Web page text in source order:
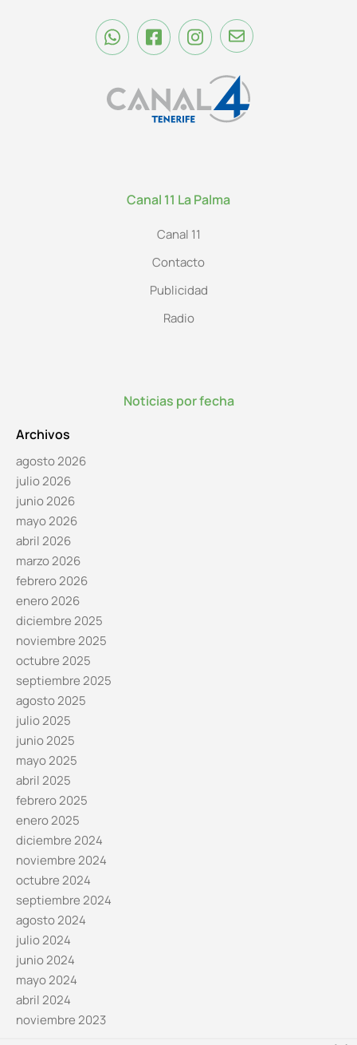
Canal 11 La Palma
Canal 11
Contacto
Publicidad
Radio
Noticias por fecha
Archivos
agosto 2026
julio 2026
junio 2026
mayo 2026
abril 2026
marzo 2026
febrero 2026
enero 2026
diciembre 2025
noviembre 2025
octubre 2025
septiembre 2025
agosto 2025
julio 2025
junio 2025
mayo 2025
abril 2025
febrero 2025
enero 2025
diciembre 2024
noviembre 2024
octubre 2024
septiembre 2024
agosto 2024
julio 2024
junio 2024
mayo 2024
abril 2024
noviembre 2023